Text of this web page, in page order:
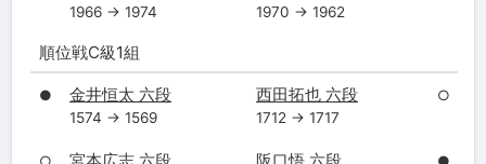
1966 → 1974 1970 → 1962
順位戦C級1組
● 金井恒太 六段
1574 → 1569
西田拓也 六段
1712 → 1717
○